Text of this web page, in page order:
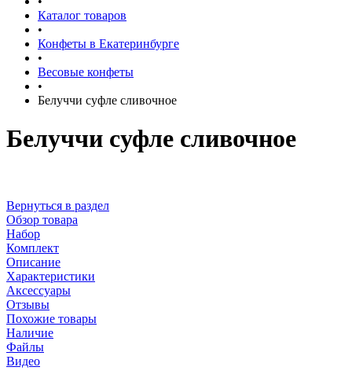
Каталог товаров
•
Конфеты в Екатеринбурге
•
Весовые конфеты
•
Белуччи суфле сливочное
Белуччи суфле сливочное
Вернуться в раздел
Обзор товара
Набор
Комплект
Описание
Характеристики
Аксессуары
Отзывы
Похожие товары
Наличие
Файлы
Видео